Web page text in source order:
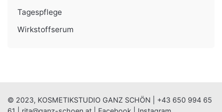
Tagespflege
Wirkstoffserum
© 2023, KOSMETIKSTUDIO GANZ SCHÖN | +43 650 994 65